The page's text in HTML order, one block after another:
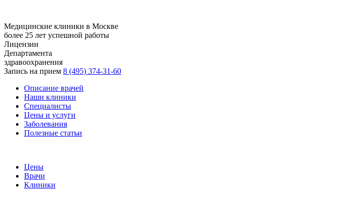
Медицинские клиники в Москве
более 25 лет успешной работы
Лицензии
Департамента
здравоохранения
Запись на прием 8 (495) 374-31-60
Описание врачей
Наши клиники
Специалисты
Цены и услуги
Заболевания
Полезные статьи
Цены
Врачи
Клиники